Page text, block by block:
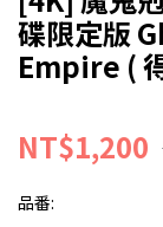
碟限定版
Empire (
NT$1,200
品番: